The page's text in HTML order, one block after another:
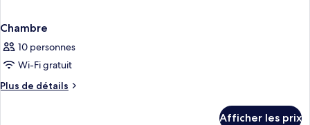
Chambre
10 personnes
Wi-Fi gratuit
Plus de détails
Plus
Afficher les prix